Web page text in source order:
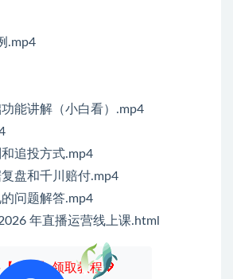
.mp4
能讲解（小白看）.mp4
追投方式.mp4
盘和千川赔付.mp4
问题解答.mp4
年直播运营线上课.html
免费】领取教程💖